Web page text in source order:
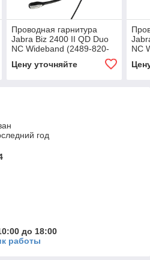
Проводная гарнитура
Jabra Biz 2400 II QD Duo
NC Wideband (2489-820-
Цену уточняйте
NC
год
до 18:00
работы